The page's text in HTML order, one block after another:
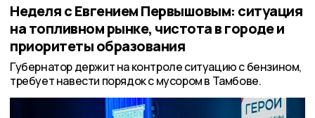
Неделя с Евгением Первышовым: ситуация
на топливном рынке, чистота в городе и
приоритеты образования
Губернатор держит на контроле ситуацию с бензином,
требует навести порядок с мусором в Тамбове.